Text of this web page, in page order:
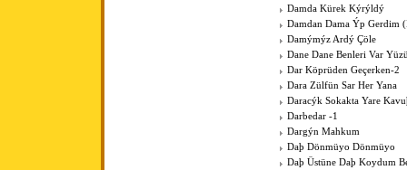
Damda Kürek Kýrýldý
Damdan Dama Ýp Gerdim
Damýmýz Ardý Çöle
Dane Dane Benleri Var
Dar Köprüden Geçerken-2
Dara Zülfün Sar Her Yana
Daracýk Sokakta Yare
Darbedar -1
Dargýn Mahkum
Daþ Dönmüyo Dönmüyo
Daþ Üstüne Daþ Koydum